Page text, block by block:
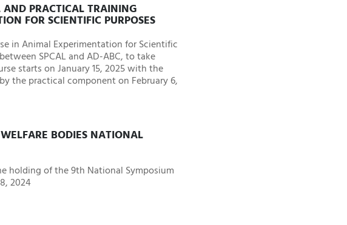
PRACTICAL TRAINING
FOR SCIENTIFIC PURPOSES
in Animal Experimentation for Scientific
SPCAL and AD-ABC, to take
starts on January 15, 2025 with the
the practical component on February 6,
BODIES NATIONAL
holding of the 9th National Symposium
2024